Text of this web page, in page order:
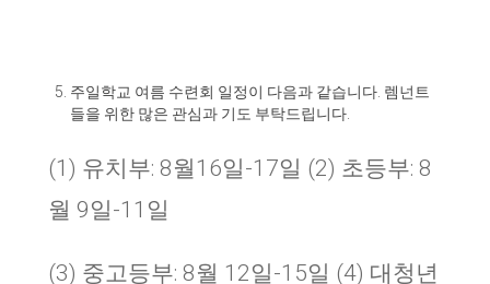
주일학교 여름 수련회 일정이 다음과 같습니다 렘넌트
들을 위한 많은 관심과 기도 부탁드립니다
(1) 유치부: 8월16일-17일 (2) 초등부: 8
월 9일-11일
(3) 중고등부: 8월 12일-15일 (4) 대청년